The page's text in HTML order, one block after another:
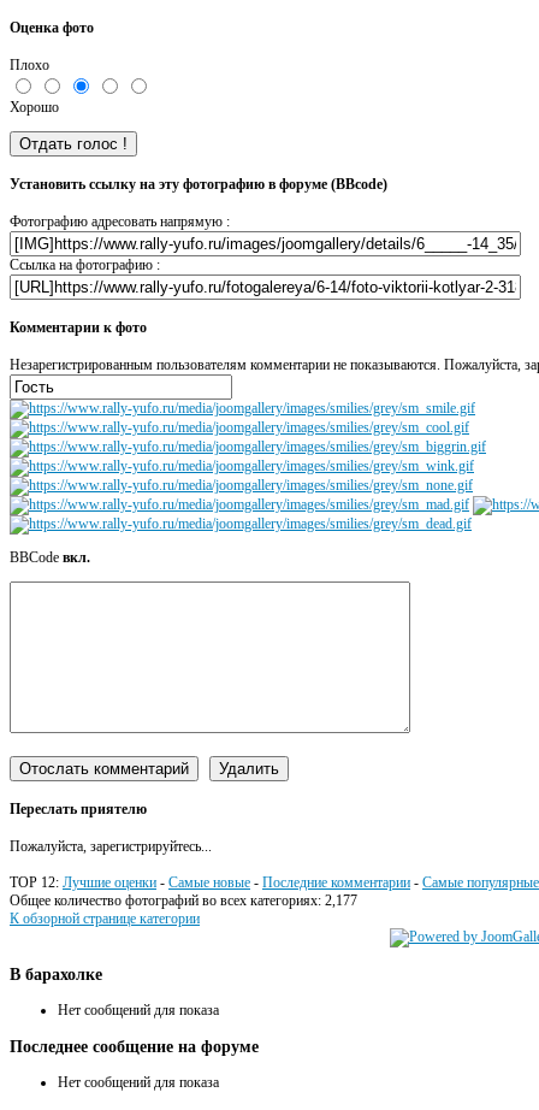
Оценка фото
Плохо
Хорошо
Установить ссылку на эту фотографию в форуме (BBcode)
Фотографию адресовать напрямую :
Ссылка на фотографию :
Комментарии к фото
Незарегистрированным пользователям комментарии не показываются. Пожалуйста,
BBCode вкл.
Переслать приятелю
Пожалуйста, зарегистрируйтесь...
TOP 12: Лучшие оценки - Самые новые - Последние комментарии - Самые популярные
Общее количество фотографий во всех категориях: 2,177
К обзорной странице категории
В барахолке
Нет сообщений для показа
Последнее сообщение на форуме
Нет сообщений для показа